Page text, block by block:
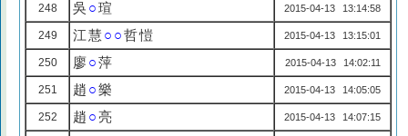
248 吳 ○瑄 2015-04-13 13:14:58
249 江慧○○哲愷 2015-04-13 13:15:01
250 廖○萍 2015-04-13 14:02:11
251 趙 ○樂 2015-04-13 14:05:05
252 趙 ○亮 2015-04-13 14:07:15